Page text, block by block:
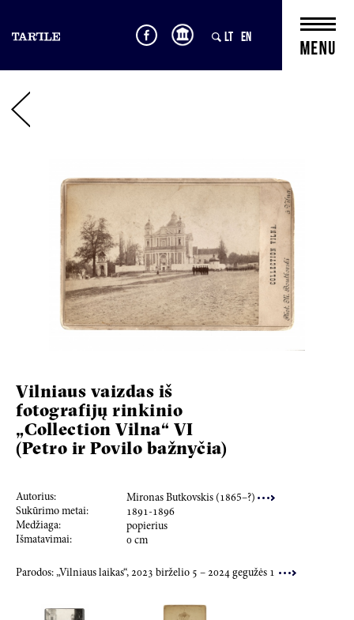
LT EN
Vilniaus vaizdas iš
fotografijų rinkinio
„Collection Vilna“ VI
(Petro ir Povilo bažnyčia)
Autorius: Mironas Butkovskis ( 1865–?)
Sukūrimo metai:
1891-1896
Medžiaga:
popierius
Išmatavimai:
0 cm
Parodos: „Vilniaus laikas“, 2023 birželio 5 – 2024 gegužės 1